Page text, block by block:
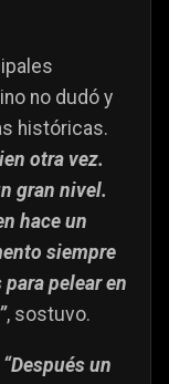
no dudó y
históricas.
otra vez.
gran nivel.
hace un
siempre
pelear en
, sostuvo.
“Después un